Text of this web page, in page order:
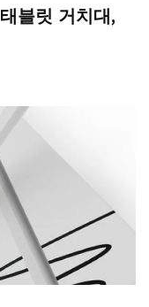
블릿 거치대,